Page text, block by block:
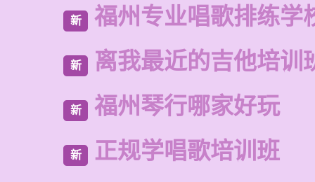
新 福州专业唱歌排练学
新 离我最近的吉他培训
新 福州琴行哪家好玩
新 正规学唱歌培训班